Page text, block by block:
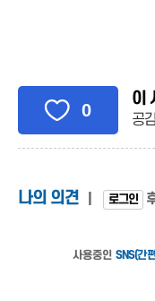
0
이
공
나의 의견 로그인
사용중인 SNS(간